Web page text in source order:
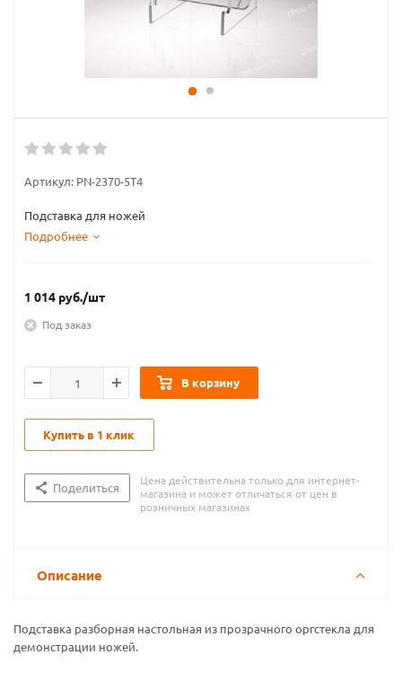
Артикул: PN-2370-5T4
Подставка для ножей
Подробнее
1 014 руб./шт
Под заказ
В корзину
Купить в 1 клик
Поделиться
Цена действительна только для интернет-
магазина и может отличаться от цен в
розничных магазинах
Описание
Подставка разборная настольная из прозрачного оргстекла для
демонстрации ножей.